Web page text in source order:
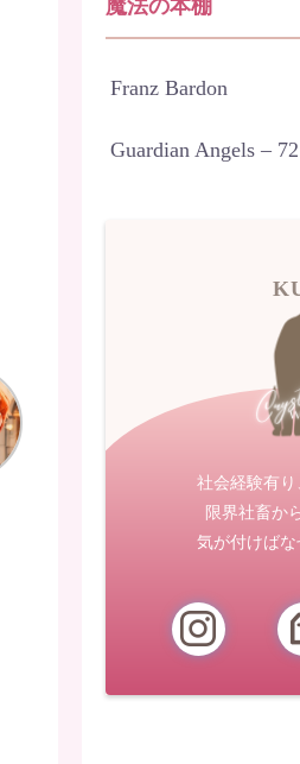
魔法の本棚
Franz Bardon
Guardian Angels – 72
社会経験有
限界社畜か
気が付けばな